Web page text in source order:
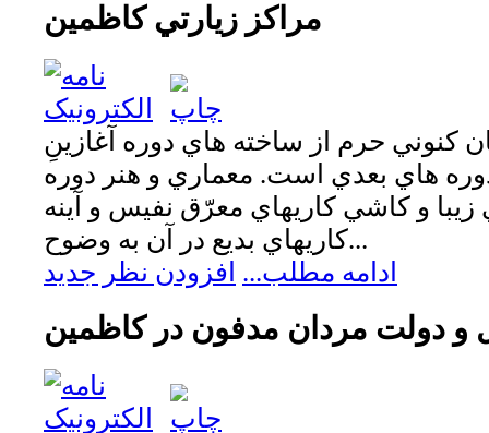
مراکز زيارتي كاظمين
کنوني حرم از ساخته هاي دوره آغازينِ
هاي بعدي است. معماري و هنر دوره
زيبا و کاشي کاريهاي معرّق نفيس و آينه
کاريهاي بديع در آن به وضوح...
ادامه مطلب... افزودن نظر جدید
و دولت مردان مدفون در كاظمين